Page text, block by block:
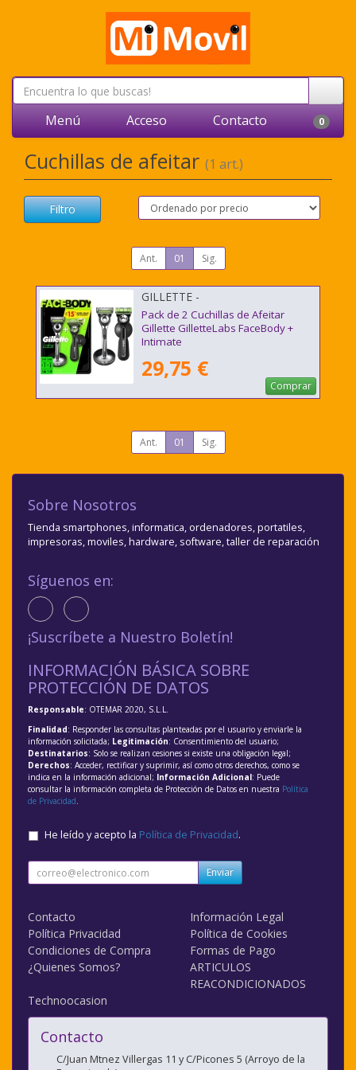
Menú Acceso Contacto 0
Cuchillas de afeitar (1 art.)
Filtro
Ant. 01 Sig.
GILLETTE -
Pack de 2 Cuchillas de Afeitar
Gillette GilletteLabs FaceBody +
Intimate
29,75 €
Comprar
Ant. 01 Sig.
Sobre Nosotros
Tienda smartphones, informatica, ordenadores, portatiles,
impresoras, moviles, hardware, software, taller de reparación
Síguenos en:
¡Suscríbete a Nuestro Boletín!
INFORMACIÓN BÁSICA SOBRE
PROTECCIÓN DE DATOS
Responsable: OTEMAR 2020, S.L.L.
Finalidad: Responder las consultas planteadas por el usuario y enviarle la
información solicitada; Legitimación: Consentimiento del usuario;
Destinatarios: Solo se realizan cesiones si existe una obligación legal;
Derechos: Acceder, rectificar y suprimir, así como otros derechos, como se
indica en la información adicional; Información Adicional: Puede
consultar la información completa de Protección de Datos en nuestra Política
de Privacidad.
He leído y acepto la Política de Privacidad.
Enviar
Contacto
Información Legal
Política Privacidad
Política de Cookies
Condiciones de Compra
Formas de Pago
¿Quienes Somos?
ARTICULOS
REACONDICIONADOS
Technoocasion
Contacto
C/Juan Mtnez Villergas 11 y C/Picones 5 (Arroyo de la